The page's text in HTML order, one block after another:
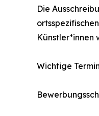
Die
Künstler*innen
Wichtige